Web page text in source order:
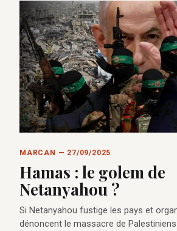
MARCAN — 27/09/2025
Hamas : le golem de
Netanyahou ?
Si Netanyahou fustige les pays et
dénoncent le massacre de